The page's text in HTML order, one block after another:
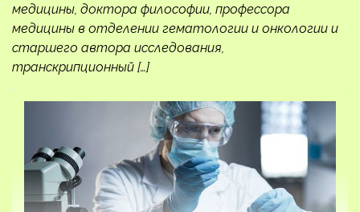
медицины, доктора философии, профессора
медицины в отделении гематологии и онкологии и
старшего автора исследования,
транскрипционный […]